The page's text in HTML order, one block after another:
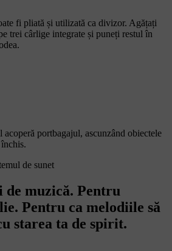
fi pliată și utilizată ca divizor. Agățați
trei cârlige integrate și puneți restul în
portbagajul, ascunzând obiectele
de sunet
muzică. Pentru
Pentru ca melodiile să
starea ta de spirit.